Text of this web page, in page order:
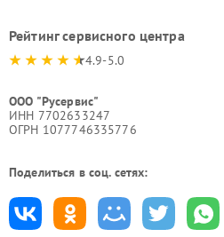
Рейтинг сервисного центра
4.9-5.0
ООО "Русервис"
ИНН 7702633247
ОГРН 1077746335776
Поделиться в соц. сетях: